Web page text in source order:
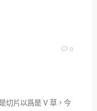
0
切片以爲是 V 草，今